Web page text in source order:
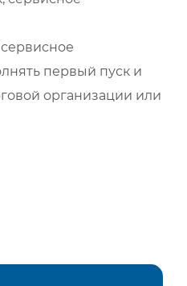
первый пуск и
организации или